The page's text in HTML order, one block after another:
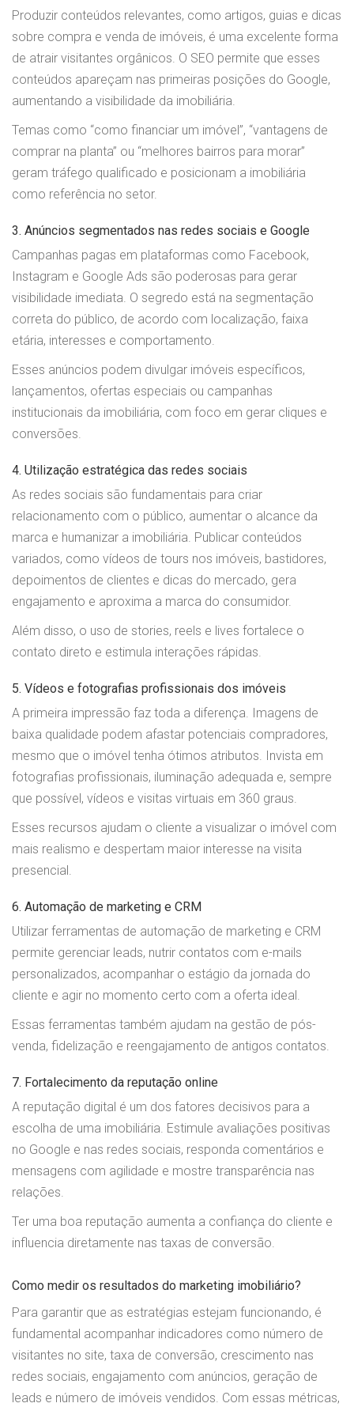
Produzir conteúdos relevantes, como artigos, guias e dicas
sobre compra e venda de imóveis, é uma excelente forma
de atrair visitantes orgânicos. O SEO permite que esses
conteúdos apareçam nas primeiras posições do Google,
aumentando a visibilidade da imobiliária.
Temas como “como financiar um imóvel”, “vantagens de
comprar na planta” ou “melhores bairros para morar”
geram tráfego qualificado e posicionam a imobiliária
como referência no setor.
3. Anúncios segmentados nas redes sociais e Google
Campanhas pagas em plataformas como Facebook,
Instagram e Google Ads são poderosas para gerar
visibilidade imediata. O segredo está na segmentação
correta do público, de acordo com localização, faixa
etária, interesses e comportamento.
Esses anúncios podem divulgar imóveis específicos,
lançamentos, ofertas especiais ou campanhas
institucionais da imobiliária, com foco em gerar cliques e
conversões.
4. Utilização estratégica das redes sociais
As redes sociais são fundamentais para criar
relacionamento com o público, aumentar o alcance da
marca e humanizar a imobiliária. Publicar conteúdos
variados, como vídeos de tours nos imóveis, bastidores,
depoimentos de clientes e dicas do mercado, gera
engajamento e aproxima a marca do consumidor.
Além disso, o uso de stories, reels e lives fortalece o
contato direto e estimula interações rápidas.
5. Vídeos e fotografias profissionais dos imóveis
A primeira impressão faz toda a diferença. Imagens de
baixa qualidade podem afastar potenciais compradores,
mesmo que o imóvel tenha ótimos atributos. Invista em
fotografias profissionais, iluminação adequada e, sempre
que possível, vídeos e visitas virtuais em 360 graus.
Esses recursos ajudam o cliente a visualizar o imóvel com
mais realismo e despertam maior interesse na visita
presencial.
6. Automação de marketing e CRM
Utilizar ferramentas de automação de marketing e CRM
permite gerenciar leads, nutrir contatos com e-mails
personalizados, acompanhar o estágio da jornada do
cliente e agir no momento certo com a oferta ideal.
Essas ferramentas também ajudam na gestão de pós-
venda, fidelização e reengajamento de antigos contatos.
7. Fortalecimento da reputação online
A reputação digital é um dos fatores decisivos para a
escolha de uma imobiliária. Estimule avaliações positivas
no Google e nas redes sociais, responda comentários e
mensagens com agilidade e mostre transparência nas
relações.
Ter uma boa reputação aumenta a confiança do cliente e
influencia diretamente nas taxas de conversão.
Como medir os resultados do marketing imobiliário?
Para garantir que as estratégias estejam funcionando, é
fundamental acompanhar indicadores como número de
visitantes no site, taxa de conversão, crescimento nas
redes sociais, engajamento com anúncios, geração de
leads e número de imóveis vendidos. Com essas métricas,